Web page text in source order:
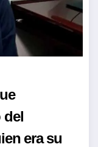
del
era su